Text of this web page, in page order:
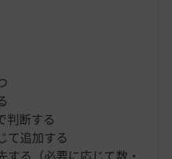
判断する
て追加する
する（必要に応じて数・